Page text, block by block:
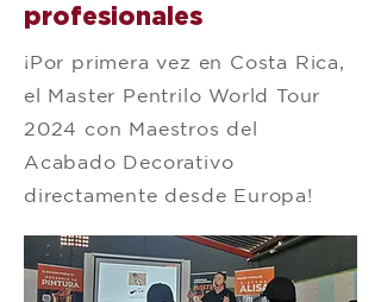
profesionales
¡Por primera vez en Costa Rica,
el Master Pentrilo World Tour
2024 con Maestros del
Acabado Decorativo
directamente desde Europa!